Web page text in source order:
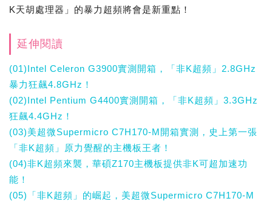
K天胡處理器」的暴力超頻將會是新重點！
延伸閱讀
(01)Intel Celeron G3900實測開箱，「非K超頻」2.8GHz
暴力狂飆4.8GHz！
(02)Intel Pentium G4400實測開箱，「非K超頻」3.3GHz
狂飆4.4GHz！
(03)美超微Supermicro C7H170-M開箱實測，史上第一張
「非K超頻」原力覺醒的主機板王者！
(04)非K超頻來襲，華碩Z170主機板提供非K可超加速功
能！
(05)「非K超頻」的崛起，美超微Supermicro C7H170-M